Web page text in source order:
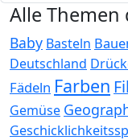
Alle
Baby Basteln
Deutschland
Fädeln Farben
Gemüse